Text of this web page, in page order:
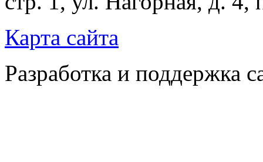
Карта сайта
Разработка и поддержка